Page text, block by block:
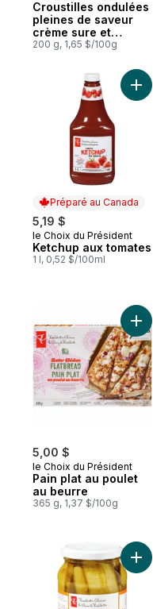
Croustilles ondulées
pleines de saveur
crème sure et
oignon
200 g, 1,65 $/100g
Préparé au Canada
5,19 $
Préparé au Canada
le Choix du Président
Ketchup aux tomates
1 l, 0,52 $/100ml
5,00 $
le Choix du Président
Pain plat au poulet
au beurre
365 g, 1,37 $/100g